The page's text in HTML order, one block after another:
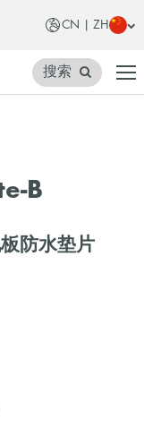
CN | ZH
搜索
B
防水垫片